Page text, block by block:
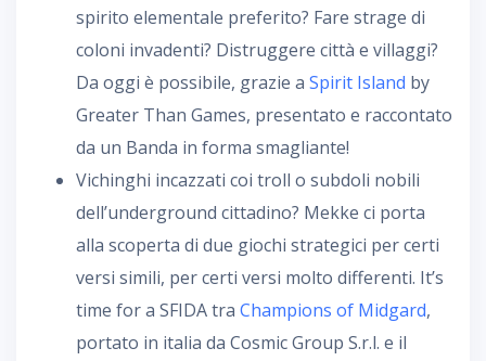
spirito elementale preferito? Fare strage di
coloni invadenti? Distruggere città e villaggi?
Da oggi è possibile, grazie a Spirit Island by
Greater Than Games, presentato e raccontato
da un Banda in forma smagliante!
Vichinghi incazzati coi troll o subdoli nobili
dell’underground cittadino? Mekke ci porta
alla scoperta di due giochi strategici per certi
versi simili, per certi versi molto differenti. It’s
time for a SFIDA tra Champions of Midgard,
portato in italia da Cosmic Group S.r.l. e il